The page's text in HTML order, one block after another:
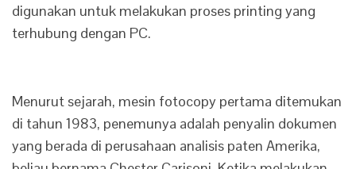
digunakan untuk melakukan proses printing yang
terhubung dengan PC.
Menurut sejarah, mesin fotocopy pertama ditemukan
di tahun 1983, penemunya adalah penyalin dokumen
yang berada di perusahaan analisis paten Amerika,